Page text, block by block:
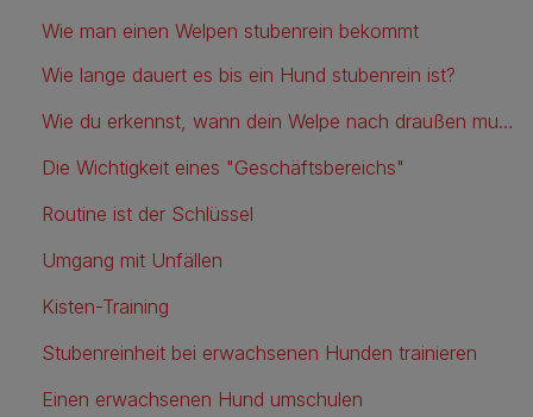
Wie man einen Welpen stubenrein bekommt
Wie lange dauert es bis ein Hund stubenrein ist?
Wie du erkennst, wann dein Welpe nach draußen muss
Die Wichtigkeit eines "Geschäftsbereichs"
Routine ist der Schlüssel
Umgang mit Unfällen
Kisten-Training
Stubenreinheit bei erwachsenen Hunden trainieren
Einen erwachsenen Hund umschulen